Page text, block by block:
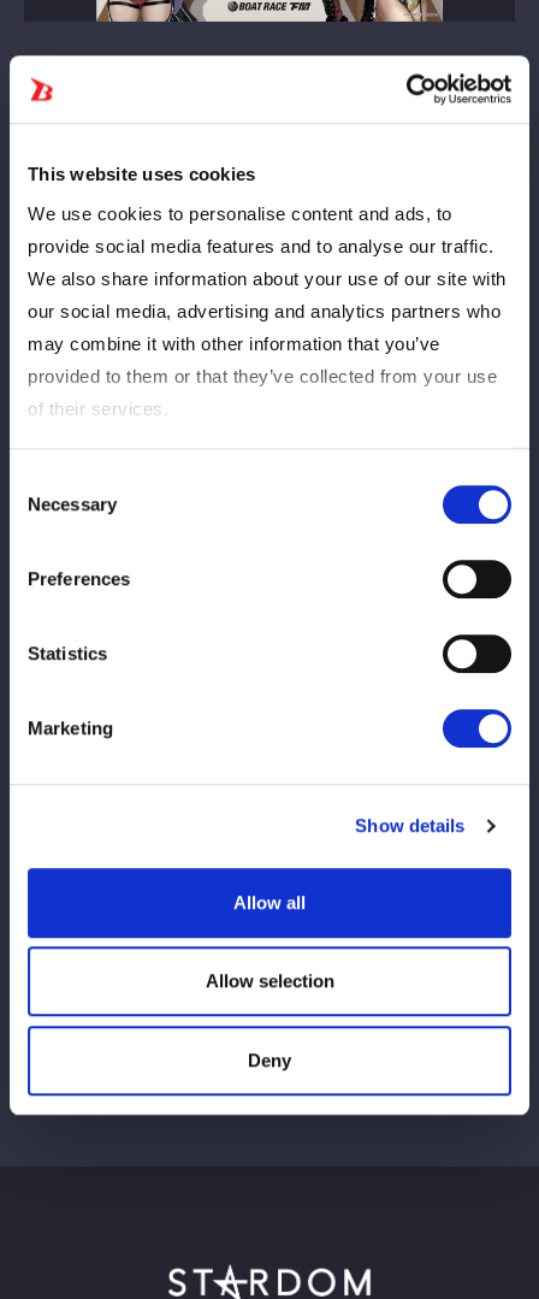
This website uses cookies
We use cookies to personalise content and ads, to
provide social media features and to analyse our traffic.
We also share information about your use of our site with
our social media, advertising and analytics partners who
may combine it with other information that you’ve
provided to them or that they’ve collected from your use
of their services.
Selection
Necessary
Preferences
Statistics
Marketing
Show details
Allow all
Allow selection
Deny
昨年度、ご好評を頂きましたボートレース下関と『新日本プロレ
ス』＆『STARDOM』のコラボ企画が今年度も継続することが決
定いたしました！
引き続き場内装飾やトークショー、コラボグッズなど様々な企画
を随時展開いたします。
ボートレース下関で繰り広げられるレーサー達の熱き闘いを一緒
Lihat semua